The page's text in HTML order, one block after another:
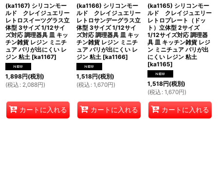
(ka1167) シリコンモー
ルド クレイジュエリー
レトロスイーツグラス立
体型 3サイズ 1/12サイ
ズ対応 調理器具 皿 キッ
チン雑貨 レジン ミニチ
ュア バリが出にくい レ
ジン 粘土 [ka1167]
1,898円(税別)
(税込 : 2,088円)
カートに入れる
(ka1166) シリコンモー
ルド クレイジュエリー
レトロサンデーグラス立
体型 3サイズ 1/12サイ
ズ対応 調理器具 皿 キッ
チン雑貨 レジン ミニチ
ュア バリが出にくい レ
ジン 粘土 [ka1166]
1,518円(税別)
(税込 : 1,670円)
カートに入れる
(ka1165) シリコンモー
ルド クレイジュエリー
レトロプレート（ドッ
ト）立体型 2サイズ
1/12サイズ対応 調理器
具 皿 キッチン雑貨 レジ
ン ミニチュア バリが出
にくい レジン 粘土
[ka1165]
1,518円(税別)
(税込 : 1,670円)
カートに入れる